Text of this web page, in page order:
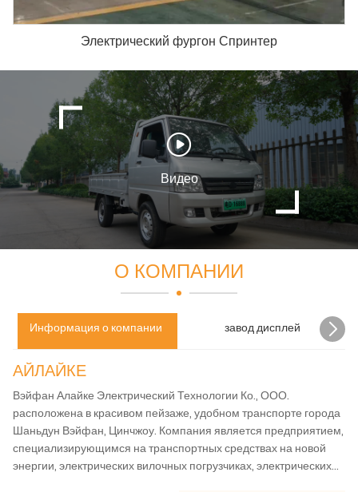
Электрический фургон Спринтер
Видео
О КОМПАНИИ
Информация о компании завод дисплей
АЙЛАЙКЕ
Вэйфан Алайке Электрический Технологии Ко., ООО.
расположена в красивом пейзаже, удобном транспорте города
Шаньдун Вэйфан, Цинчжоу. Компания является предприятием,
специализирующимся на транспортных средствах на новой
энергии, электрических вилочных погрузчиках, электрических